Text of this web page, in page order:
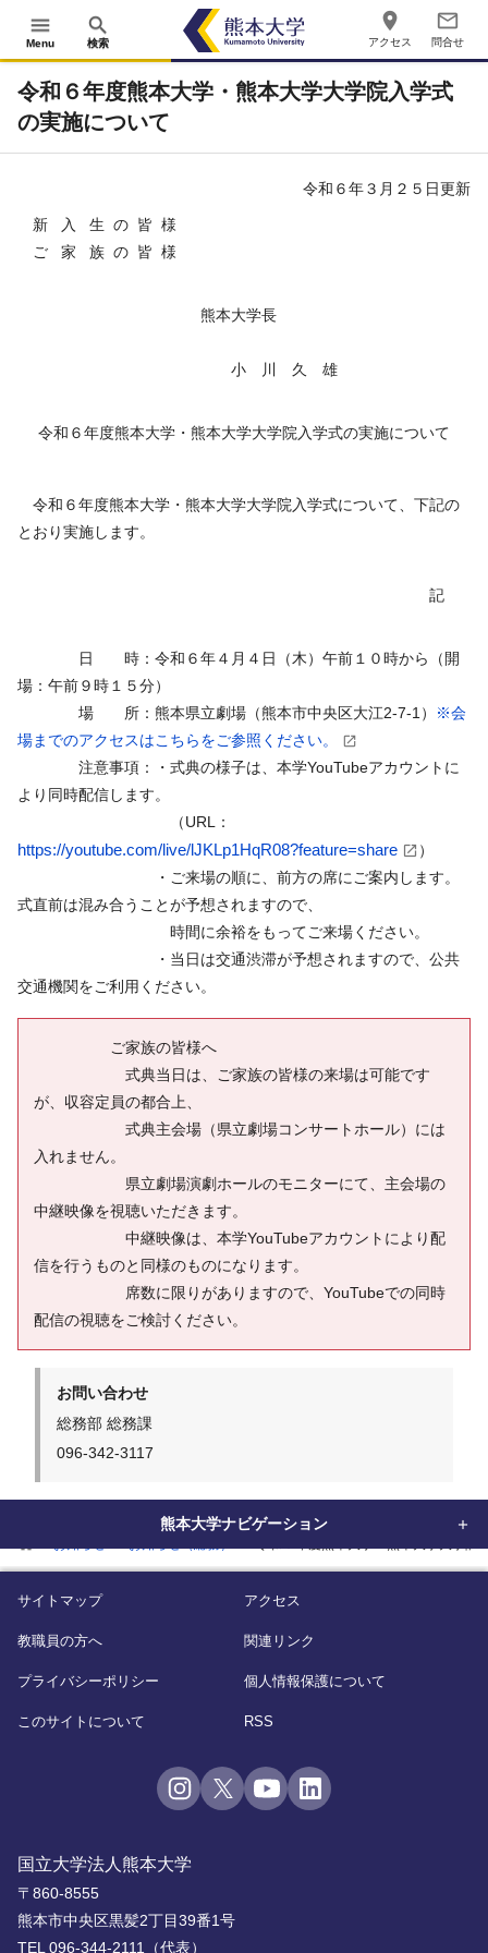
menu
Menu
search
検索
place
アクセス
mail_outline
問合せ
home
令和６年度熊本大学・熊本大学大学院入学式
の実施について
令和６年３月２５日更新
新 入 生 の 皆 様
ご 家 族 の 皆 様
熊本大学長
小 川 久 雄
令和６年度熊本大学・熊本大学大学院入学式の実施について
令和６年度熊本大学・熊本大学大学院入学式について、下記の
とおり実施します。
記
日 時：令和６年４月４日（木）午前１０時から（開
場：午前９時１５分）
場 所：熊本県立劇場（熊本市中央区大江2-7-1）
※会
場までのアクセスはこちらをご参照ください。
注意事項：・式典の様⼦は、本学YouTubeアカウントに
より同時配信します。
（URL：
https://youtube.com/live/lJKLp1HqR08?feature=share
）
・ご来場の順に、前方の席にご案内します。
式直前は混み合うことが予想されますので、
時間に余裕をもってご来場ください。
・当⽇は交通渋滞が予想されますので、公共
交通機関をご利⽤ください。
ご家族の皆様へ
式典当日は、ご家族の皆様の来場は可能です
が、収容定員の都合上、
式典主会場（県立劇場コンサートホール）には
入れません。
県立劇場演劇ホールのモニターにて、主会場の
中継映像を視聴いただきます。
中継映像は、本学YouTubeアカウントにより配
信を行うものと同様のものになります。
席数に限りがありますので、YouTubeでの同時
配信の視聴をご検討ください。
お問い合わせ
総務部 総務課
096-342-3117
熊本大学ナビゲーション
国立大学法人熊本大学
〒860-8555
熊本市中央区黒髪2丁目39番1号
TEL 096-344-2111（代表）
サイトマップ アクセス
教職員の方へ 関連リンク
プライバシーポリシー 個人情報保護について
このサイトについて RSS